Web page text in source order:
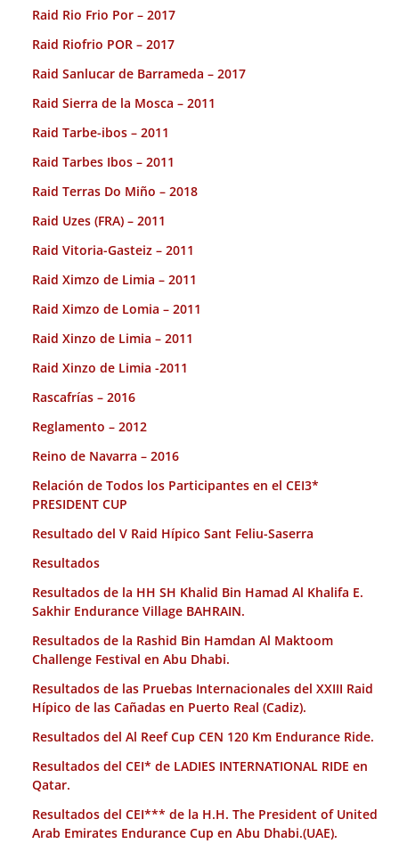
Raid Rio Frio Por – 2017
Raid Riofrio POR – 2017
Raid Sanlucar de Barrameda – 2017
Raid Sierra de la Mosca – 2011
Raid Tarbe-ibos – 2011
Raid Tarbes Ibos – 2011
Raid Terras Do Miño – 2018
Raid Uzes (FRA) – 2011
Raid Vitoria-Gasteiz – 2011
Raid Ximzo de Limia – 2011
Raid Ximzo de Lomia – 2011
Raid Xinzo de Limia – 2011
Raid Xinzo de Limia -2011
Rascafrías – 2016
Reglamento – 2012
Reino de Navarra – 2016
Relación de Todos los Participantes en el CEI3*
PRESIDENT CUP
Resultado del V Raid Hípico Sant Feliu-Saserra
Resultados
Resultados de la HH SH Khalid Bin Hamad Al Khalifa E.
Sakhir Endurance Village BAHRAIN.
Resultados de la Rashid Bin Hamdan Al Maktoom
Challenge Festival en Abu Dhabi.
Resultados de las Pruebas Internacionales del XXIII Raid
Hípico de las Cañadas en Puerto Real (Cadiz).
Resultados del Al Reef Cup CEN 120 Km Endurance Ride.
Resultados del CEI* de LADIES INTERNATIONAL RIDE en
Qatar.
Resultados del CEI*** de la H.H. The President of United
Arab Emirates Endurance Cup en Abu Dhabi.(UAE).